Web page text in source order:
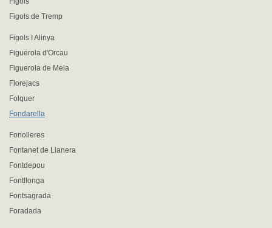
Figols de Tremp
Figols I Alinya
Figuerola d'Orcau
Figuerola de Meia
Florejacs
Folquer
Fondarella
Fonolleres
Fontanet de Llanera
Fontdepou
Fontllonga
Fontsagrada
Foradada